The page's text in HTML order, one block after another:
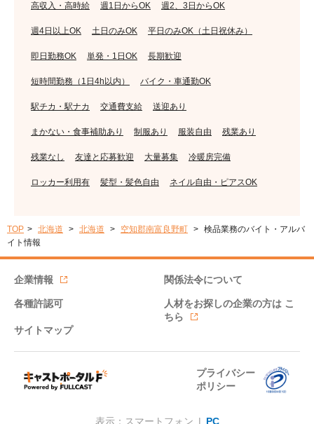
高収入・高時給 週1日からOK 週2、3日からOK
週4日以上OK 土日のみOK 平日のみOK（土日祝休み）
即日勤務OK 単発・1日OK 長期歓迎
短時間勤務（1日4h以内） バイク・車通勤OK
駅チカ・駅ナカ 交通費支給 送迎あり
まかない・食事補助あり 制服あり 服装自由 残業あり
残業なし 友達と応募歓迎 大量募集 冷暖房完備
ロッカー利用有 髪型・髪色自由 ネイル自由・ピアスOK
TOP 北海道 北海道 空知郡南富良野町
検品業務のバイト・アルバ
イト情報
企業情報 関係法令について
各種許認可 人材をお探しの企業の方は こ
ちら
サイトマップ
プライバシー
ポリシー
表示：スマートフォン | PC